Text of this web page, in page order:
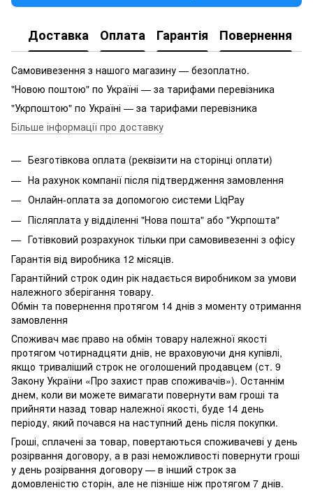
Доставка Оплата Гарантія Повернення
Самовивезення з нашого магазину — безоплатно.
"Новою поштою" по Україні — за тарифами перевізника
"Укрпоштою" по Україні — за тарифами перевізника
Більше інформації про доставку
Безготівкова оплата (реквізити на сторінці оплати)
На рахунок компанії після підтвердження замовлення
Онлайн-оплата за допомогою системи LiqPay
Післяплата у відділенні "Нова пошта" або "Укрпошта"
Готівковий розрахунок тільки при самовивезенні з офісу
Гарантія від виробника 12 місяців.
Гарантійний строк один рік надається виробником за умови
належного зберігання товару.
Обмін та повернення протягом 14 днів з моменту отримання
замовлення
Споживач має право на обмін товару належної якості
протягом чотирнадцяти днів, не враховуючи дня купівлі,
якщо триваліший строк не оголошений продавцем (ст. 9
Закону України «Про захист прав споживачів»). Останнім
днем, коли ви можете вимагати повернути вам гроші та
прийняти назад товар належної якості, буде 14 день
періоду, який почався на наступний день після покупки.
Гроші, сплачені за товар, повертаються споживачеві у день
розірвання договору, а в разі неможливості повернути гроші
у день розірвання договору — в інший строк за
домовленістю сторін, але не пізніше ніж протягом 7 днів.